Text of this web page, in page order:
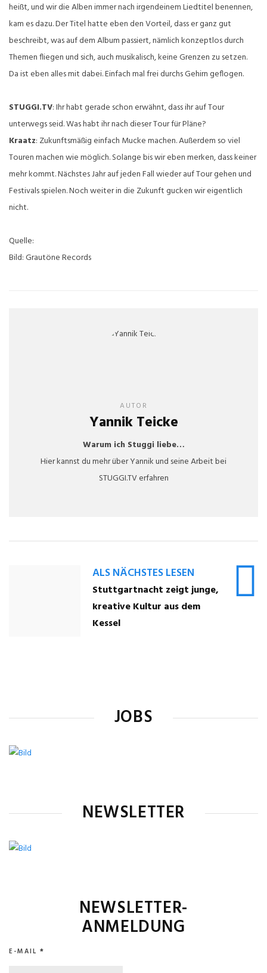
heißt, und wir die Alben immer nach irgendeinem Liedtitel benennen,
kam es dazu. Der Titel hatte eben den Vorteil, dass er ganz gut
beschreibt, was auf dem Album passiert, nämlich konzeptlos durch
Themen fliegen und sich, auch musikalisch, keine Grenzen zu setzen.
Da ist eben alles mit dabei. Einfach mal frei durchs Gehirn geflogen.
STUGGI.TV: Ihr habt gerade schon erwähnt, dass ihr auf Tour
unterwegs seid. Was habt ihr nach dieser Tour für Pläne?
Kraatz: Zukunftsmäßig einfach Mucke machen. Außerdem so viel
Touren machen wie möglich. Solange bis wir eben merken, dass keiner
mehr kommt. Nächstes Jahr auf jeden Fall wieder auf Tour gehen und
Festivals spielen. Noch weiter in die Zukunft gucken wir eigentlich
nicht.
Quelle:
Bild: Grautöne Records
AUTOR
Yannik Teicke
Warum ich Stuggi liebe…
Hier kannst du mehr über Yannik und seine Arbeit bei
STUGGI.TV erfahren
ALS NÄCHSTES LESEN
Stuttgartnacht zeigt junge,
kreative Kultur aus dem
Kessel
JOBS
NEWSLETTER
NEWSLETTER-
ANMELDUNG
E-MAIL *